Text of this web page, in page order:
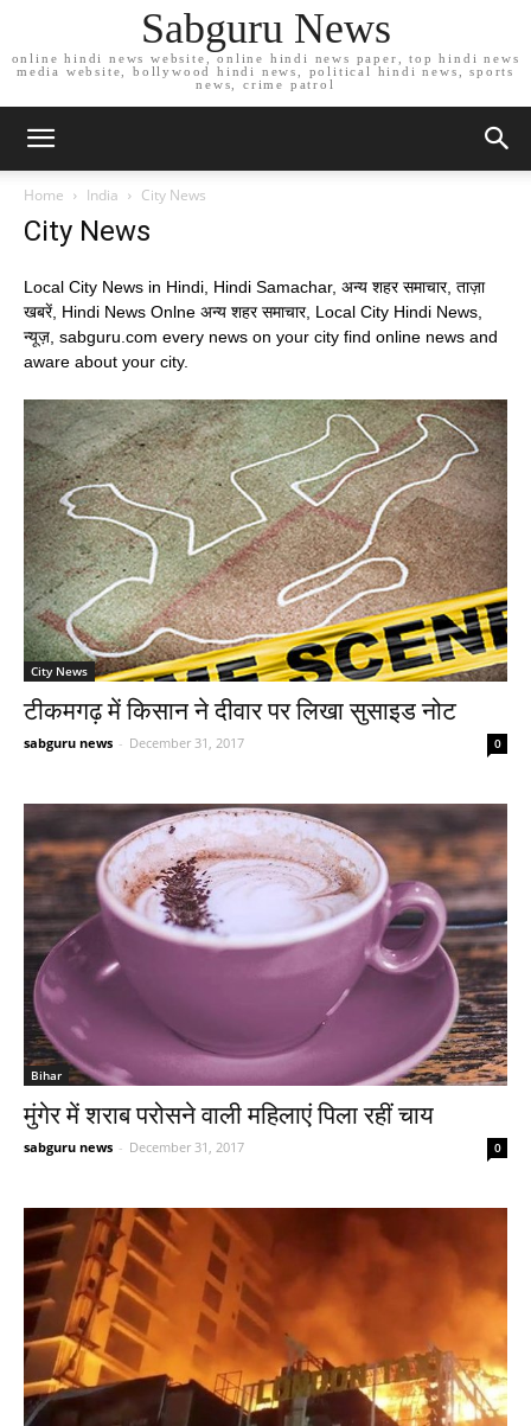
Sabguru News
online hindi news website, online hindi news paper, top hindi news
media website, bollywood hindi news, political hindi news, sports
news, crime patrol
Home India City News
City News
Local City News in Hindi, Hindi Samachar, अन्य शहर समाचार, ताज़ा
खबरें, Hindi News Onlne अन्य शहर समाचार, Local City Hindi News,
न्यूज़, sabguru.com every news on your city find online news and
aware about your city.
City News
टीकमगढ़ में किसान ने दीवार पर लिखा सुसाइड नोट
sabguru news - December 31, 2017 0
Bihar
मुंगेर में शराब परोसने वाली महिलाएं पिला रहीं चाय
sabguru news - December 31, 2017 0